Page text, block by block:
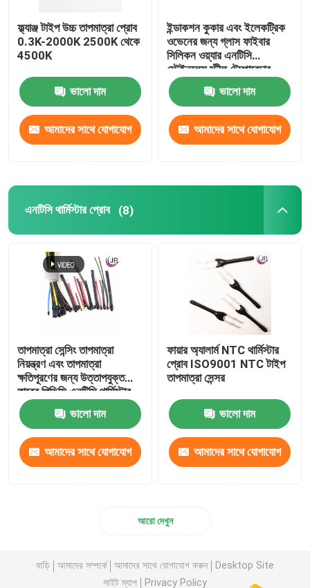
ফ্ল্যাঞ্জ টাইপ উচ্চ তাপমাত্রা প্রোব
0.3K-2000K 2500K থেকে
4500K
ভালো দাম
আমাদের সাথে যোগাযোগ
ইন্ডাকশন কুকার এবং ইলেকট্রিক
ওভেনের জন্য গ্লাস ফাইবার
সিলিকন ওয়্যার এনটিসি
স্টেইনলেস স্টীল টেম্পারেচার
প্রোব
ভালো দাম
আমাদের সাথে যোগাযোগ
এনটিসি থার্মিস্টার প্রোব (8)
তাপমাত্রা সেন্সিং তাপমাত্রা
নিয়ন্ত্রণ এবং তাপমাত্রা
ক্ষতিপূরণের জন্য উত্তাপযুক্ত
তারের পিভিসি এনটিসি থার্মিস্টার
প্রোব
ভালো দাম
আমাদের সাথে যোগাযোগ
ফায়ার অ্যালার্ম NTC থার্মিস্টার
প্রোব ISO9001 NTC টাইপ
তাপমাত্রা সেন্সর
ভালো দাম
আমাদের সাথে যোগাযোগ
আরো দেখুন
বাড়ি আমাদের সম্পর্কে আমাদের সাথে যোগাযোগ করুন
Desktop Site
সাইট ম্যাপ
Privacy Policy